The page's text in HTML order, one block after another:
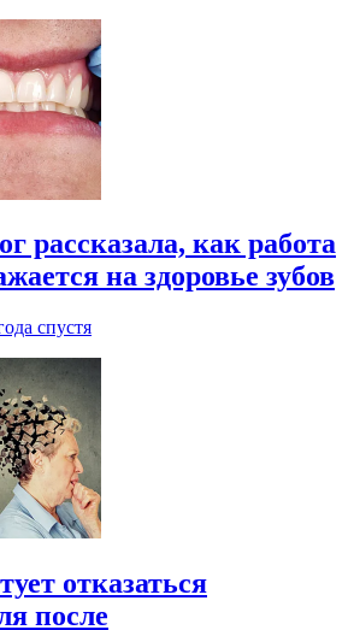
рассказала, как работа
на здоровье зубов
спустя
отказаться
после